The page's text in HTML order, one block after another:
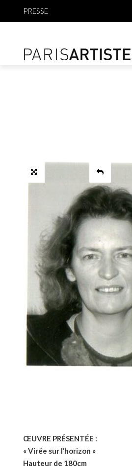
PRESSE
ŒUVRE PRÉSENTÉE :
« Virée sur l’horizon »
Hauteur de 180cm